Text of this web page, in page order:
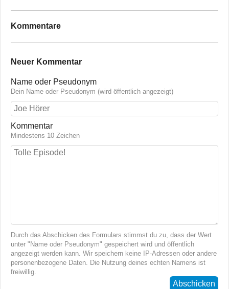
Kommentare
Neuer Kommentar
Name oder Pseudonym
Dein Name oder Pseudonym (wird öffentlich angezeigt)
Kommentar
Mindestens 10 Zeichen
Durch das Abschicken des Formulars stimmst du zu, dass der Wert
unter "Name oder Pseudonym" gespeichert wird und öffentlich
angezeigt werden kann. Wir speichern keine IP-Adressen oder andere
personenbezogene Daten. Die Nutzung deines echten Namens ist
freiwillig.
Abschicken